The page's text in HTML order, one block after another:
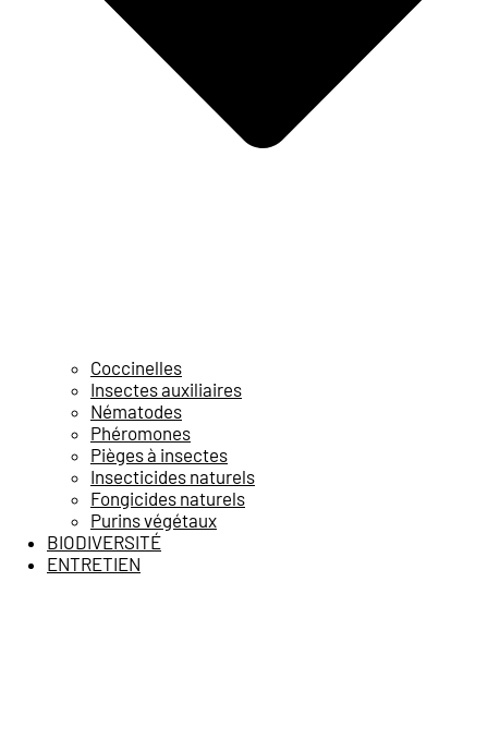
Coccinelles
Insectes auxiliaires
Nématodes
Phéromones
Pièges à insectes
Insecticides naturels
Fongicides naturels
Purins végétaux
BIODIVERSITÉ
ENTRETIEN